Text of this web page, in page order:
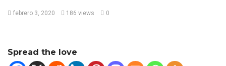
febrero 3, 2020 186 views 0
Spread the love